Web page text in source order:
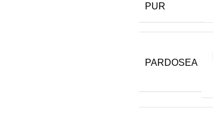
PUR
PARDOSEA